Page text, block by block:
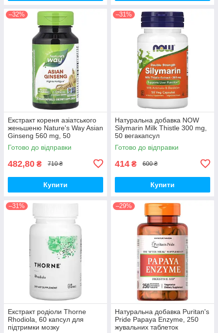
–32%
Екстракт кореня азіатського
женьшеню Nature's Way Asian
Ginseng 560 mg, 50
вегакапсул для підвищення
життєвого тонусу
Готово до відправки
482,80 ₴ 710 ₴
Купити
–31%
Натуральна добавка NOW
Silymarin Milk Thistle 300 mg,
50 вегакапсул
Готово до відправки
414 ₴ 600 ₴
Купити
–31%
Екстракт родіоли Thorne
Rhodiola, 60 капсул для
підтримки мозку
–29%
Натуральна добавка Puritan's
Pride Papaya Enzyme, 250
жувальних таблеток